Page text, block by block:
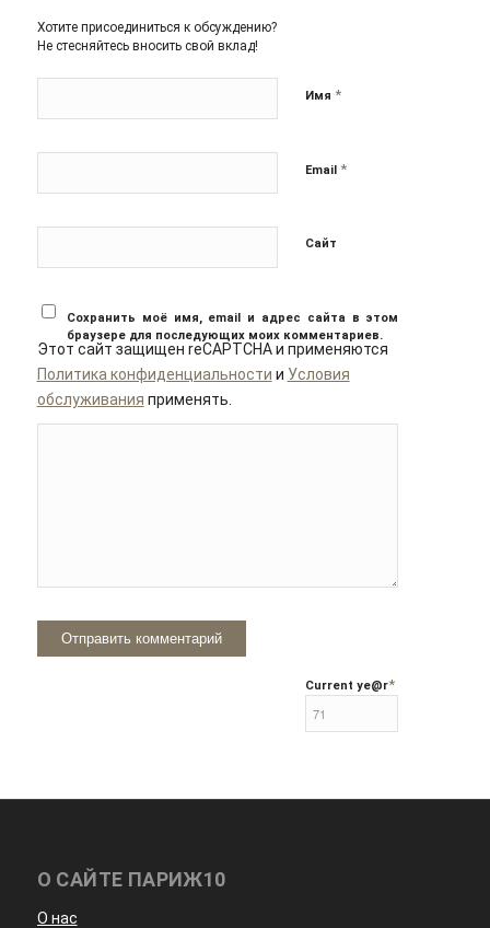
Хотите присоединиться к обсуждению?
Не стесняйтесь вносить свой вклад!
Имя *
Email *
Сайт
Сохранить моё имя, email и адрес сайта в этом
браузере для последующих моих комментариев.
Этот сайт защищен reCAPTCHA и применяются
Политика конфиденциальности и Условия
обслуживания применять.
Current ye@r*
О САЙТЕ ПАРИЖ10
О нас